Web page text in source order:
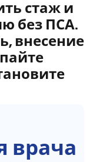
стаж и
без ПСА.
внесение
врача